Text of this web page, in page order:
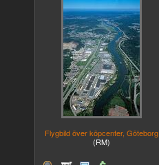
Flygbild över köpcenter, Göteborg
(RM)